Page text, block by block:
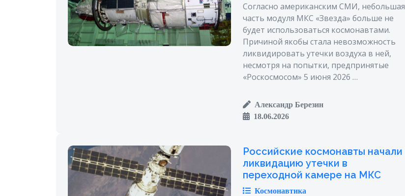
Согласно американским СМИ, небольшая
часть модуля МКС «Звезда» больше не
будет использоваться космонавтами.
Причиной якобы стала невозможность
ликвидировать утечки воздуха в ней,
несмотря на попытки, предпринятые
«Роскосмосом» 5 июня 2026 …
Александр Березин
18.06.2026
Российские космонавты начали
ликвидацию утечки в
переходной камере на МКС
Космонавтика